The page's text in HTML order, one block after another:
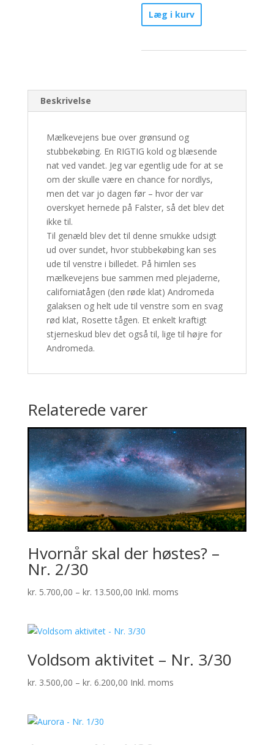
Udsigt
til
-
antal
Læg i kurv
Beskrivelse
Mælkevejens bue over grønsund og
stubbekøbing. En RIGTIG kold og blæsende
nat ved vandet. Jeg var egentlig ude for at se
om der skulle være en chance for nordlys,
men det var jo dagen før – hvor der var
overskyet hernede på Falster, så det blev det
ikke til.
Til genæld blev det til denne smukke udsigt
ud over sundet, hvor stubbekøbing kan ses
ude til venstre i billedet. På himlen ses
mælkevejens bue sammen med plejaderne,
californiatågen (den røde klat) Andromeda
galaksen og helt ude til venstre som en svag
rød klat, Rosette tågen. Et enkelt kraftigt
stjerneskud blev det også til, lige til højre for
Andromeda.
Relaterede varer
Hvornår skal der høstes? –
Nr. 2/30
kr. 5.700,00 – kr. 13.500,00Prisinterval:
kr. 13.500,00
Inkl. moms
Voldsom aktivitet – Nr. 3/30
kr. 3.500,00 – kr. 6.200,00Prisinterval:
Inkl. moms